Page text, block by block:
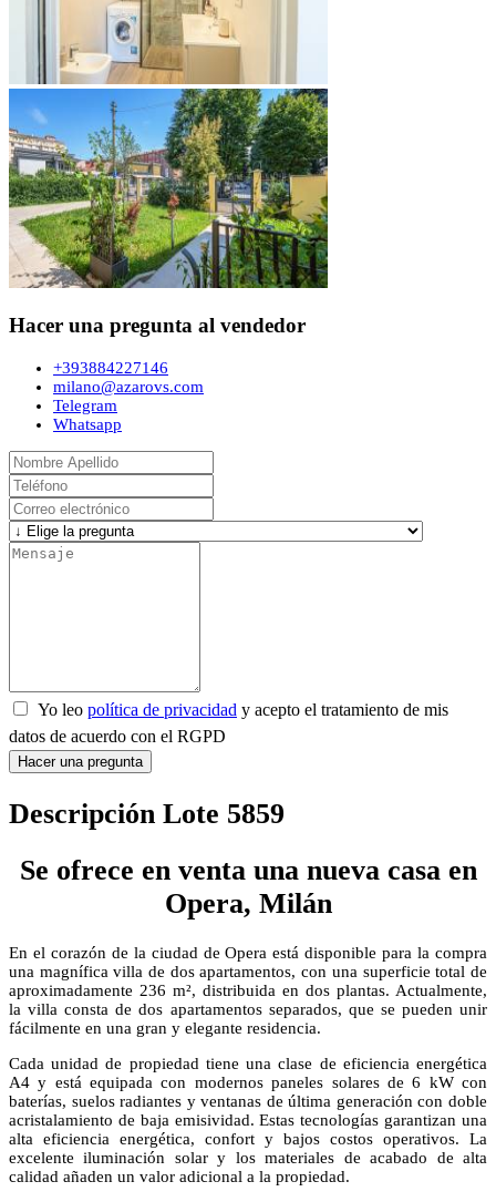
Hacer una pregunta al vendedor
+393884227146
milano@azarovs.com
Telegram
Whatsapp
Yo leo política de privacidad y acepto el tratamiento de mis
datos de acuerdo con el RGPD
Hacer una pregunta
Descripción Lote 5859
Se ofrece en venta una nueva casa en
Opera, Milán
En el corazón de la ciudad de Opera está disponible para la compra
una magnífica villa de dos apartamentos, con una superficie total de
aproximadamente 236 m², distribuida en dos plantas. Actualmente,
la villa consta de dos apartamentos separados, que se pueden unir
fácilmente en una gran y elegante residencia.
Cada unidad de propiedad tiene una clase de eficiencia energética
A4 y está equipada con modernos paneles solares de 6 kW con
baterías, suelos radiantes y ventanas de última generación con doble
acristalamiento de baja emisividad. Estas tecnologías garantizan una
alta eficiencia energética, confort y bajos costos operativos. La
excelente iluminación solar y los materiales de acabado de alta
calidad añaden un valor adicional a la propiedad.